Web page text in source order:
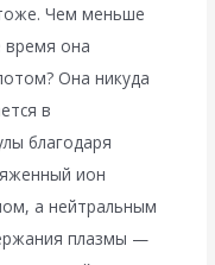
Чем меньше
время она
Она никуда
в
благодаря
ион
а нейтральным
плазмы —